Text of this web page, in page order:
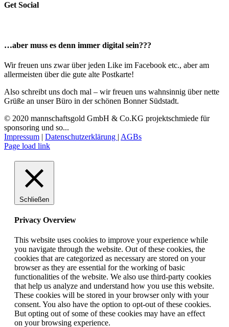
Get Social
…aber muss es denn immer digital sein???
Wir freuen uns zwar über jeden Like im Facebook etc., aber am
allermeisten über die gute alte Postkarte!
Also schreibt uns doch mal – wir freuen uns wahnsinnig über nette
Grüße an unser Büro in der schönen Bonner Südstadt.
© 2020 mannschaftsgold GmbH & Co.KG projektschmiede für
sponsoring und so...
Impressum | Datenschutzerklärung | AGBs
Facebook
Instagram
LinkedIn
E-
Page load link
Schließen
Privacy Overview
This website uses cookies to improve your experience while
you navigate through the website. Out of these cookies, the
cookies that are categorized as necessary are stored on your
browser as they are essential for the working of basic
functionalities of the website. We also use third-party cookies
that help us analyze and understand how you use this website.
These cookies will be stored in your browser only with your
consent. You also have the option to opt-out of these cookies.
But opting out of some of these cookies may have an effect
on your browsing experience.